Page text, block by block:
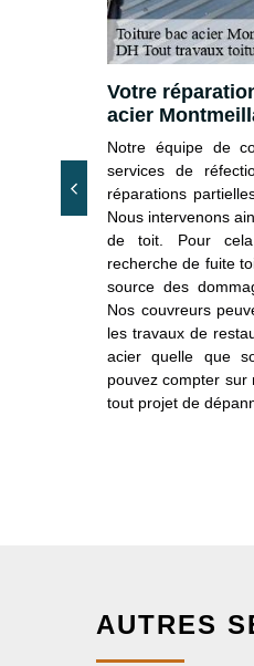
En effet,
durée de
Votre
acier
Notre équipe de
services de
réparations
Nous intervenons
de toit. Pour
recherche de fuite
source des
Nos couvreurs
les travaux de
acier quelle que
pouvez compter
tout projet de
AUTRES